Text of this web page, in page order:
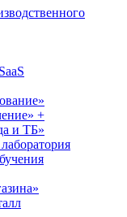
+
и ТБ»